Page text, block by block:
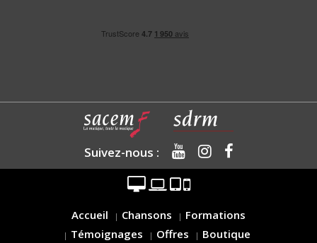
Suivez-nous :
Accueil Chansons
Formations
Témoignages
Offres Boutique